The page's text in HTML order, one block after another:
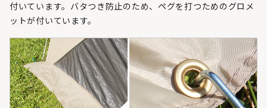
付いています。バタつき防止のため、ペグを打つためのグロメ
ットが付いています。